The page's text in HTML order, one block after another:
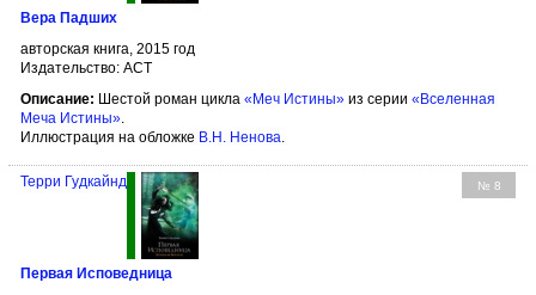
Вера Падших
авторская книга, 2015 год
Издательство: АСТ
Описание: Шестой роман цикла «Меч Истины» из серии «Вселенная
Меча Истины»
Иллюстрация на обложке В.Н. Ненова
№ 8
Терри Гудкайнд
Первая Исповедница